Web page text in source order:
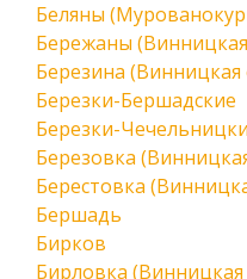
Беляны
Бережаны
Березина (Винницкая
Березки-Бершадские
Березки-
Березовка
Берестовка
Бершадь
Бирков
Бирловка (Винницкая